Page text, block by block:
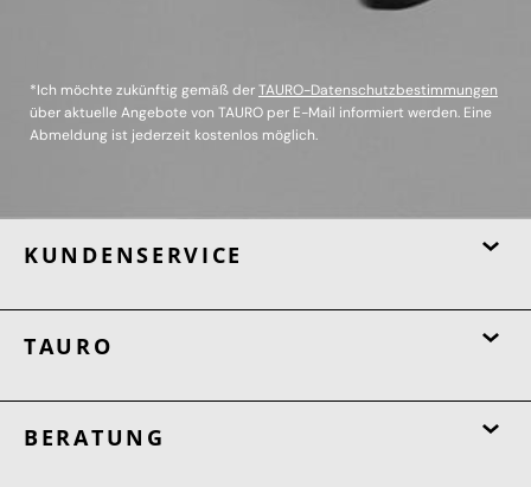
*Ich möchte zukünftig gemäß derTAURO-Datenschutzbestimmungen
über aktuelle Angebote von TAURO per E-Mail informiert werden. Eine
Abmeldung ist jederzeit kostenlos möglich.
KUNDENSERVICE
TAURO
BERATUNG